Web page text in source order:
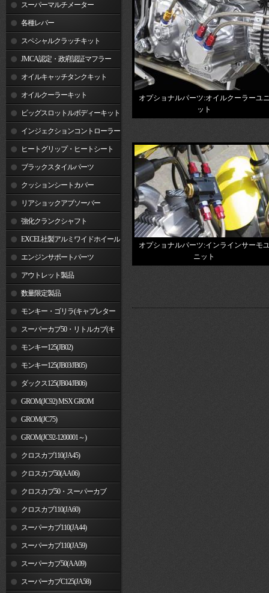
スーパーマルチメーター
各種レバー
スペシャルクラッチキット
JMCA認定・政府認証マフラー
オイルキャッチタンクキット
オイルクーラーキット
ビッグスロットルボディーキット
インジェクションコントローラー
ヒートグリップ・ヒートシート
ブラックスタイルパーツ
クッションシートカバー
リアショックアブソーバー
強化クランクシャフト
EXCEL社製アルミワイドホイール
リム エンジンサポートパーツ
アウトレット製品
数量限定製品
モンキー・ゴリラ(キャブレター
車) スーパーカブ50・リトルカブ(キ
ャブレター車)
モンキー125(JB02)
モンキー125(JB03/JB05)
ダックス125(JB04/JB06)
GROM(JC92) MSX GROM
GROM(JC75)
GROM(JC92-1200001～)
クロスカブ110(JA45)
クロスカブ50(AA06)
クロスカブ50・スーパーカブ
50(AA09)/110(JA44)
クロスカブ110(JA60)
スーパーカブ110(JA44)
スーパーカブ110(JA59)
スーパーカブ50(AA09)
スーパーカブC125(JA58)
オプショナルパーツ:オイルクーラーユ
ット
オプショナルパーツ:インラインサーモ
ニット